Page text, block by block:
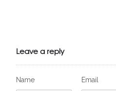
Leave a reply
Name Email